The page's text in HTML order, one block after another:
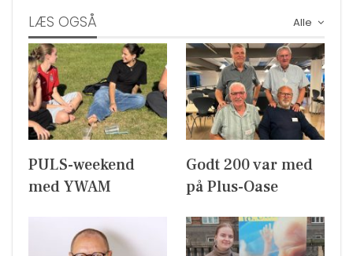
Alle
LÆS OGSÅ
PULS-weekend
med YWAM
Godt 200 var med
på Plus-Oase